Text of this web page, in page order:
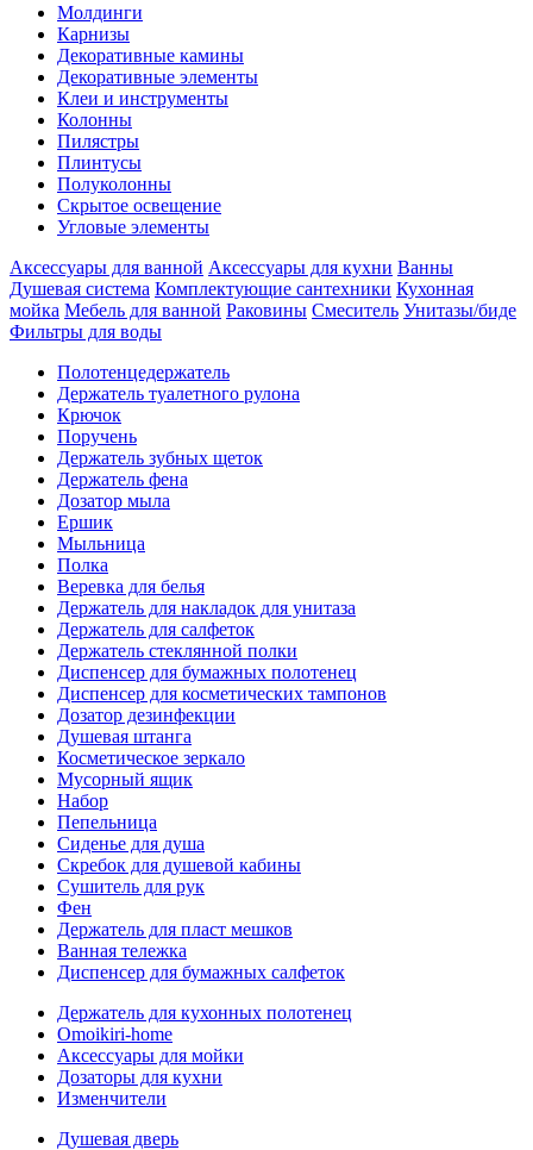
Молдинги
Карнизы
Декоративные камины
Декоративные элементы
Клеи и инструменты
Колонны
Пилястры
Плинтусы
Полуколонны
Скрытое освещение
Угловые элементы
Аксессуары для ванной Аксессуары для кухни Ванны
Душевая система Комплектующие сантехники Кухонная
мойка Мебель для ванной Раковины Смеситель Унитазы/биде
Фильтры для воды
Полотенцедержатель
Держатель туалетного рулона
Крючок
Поручень
Держатель зубных щеток
Держатель фена
Дозатор мыла
Eршик
Мыльница
Полка
Веревка для белья
Держатель для накладок для унитаза
Держатель для салфеток
Держатель стеклянной полки
Диспенсер для бумажных полотенец
Диспенсер для косметических тампонов
Дозатор дезинфекции
Душевая штанга
Косметическое зеркало
Мусорный ящик
Набор
Пепельница
Сиденье для душа
Скребок для душевой кабины
Сушитель для рук
Фен
Держатель для пласт мешков
Ванная тележка
Диспенсер для бумажных салфеток
Держатель для кухонных полотенец
Omoikiri-home
Аксессуары для мойки
Дозаторы для кухни
Изменчители
Душевая дверь